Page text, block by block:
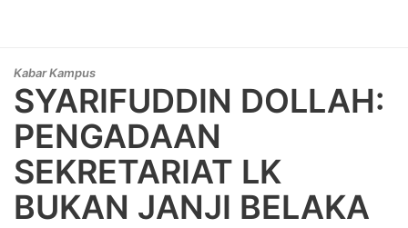
Kabar Kampus
SYARIFUDDIN DOLLAH:
PENGADAAN
SEKRETARIAT LK
BUKAN JANJI BELAKA